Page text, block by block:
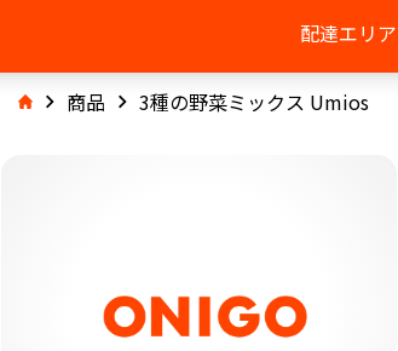
配達エリア
商品 3種の野菜ミックス Umios